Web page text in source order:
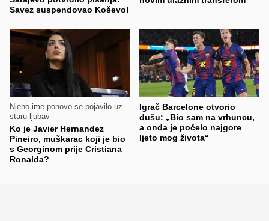
Savez suspendovao Koševo!
Njeno ime ponovo se pojavilo uz
staru ljubav
Ko je Javier Hernandez
Pineiro, muškarac koji je bio
s Georginom prije Cristiana
Ronalda?
Igrač Barcelone otvorio
dušu: „Bio sam na vrhuncu,
a onda je počelo najgore
ljeto mog života“